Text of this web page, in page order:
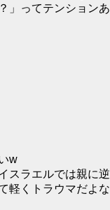
」ってテンションあ
w
スラエルでは親に逆
軽くトラウマだよな